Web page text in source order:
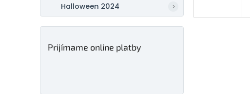
Halloween 2024
Prijímame online platby